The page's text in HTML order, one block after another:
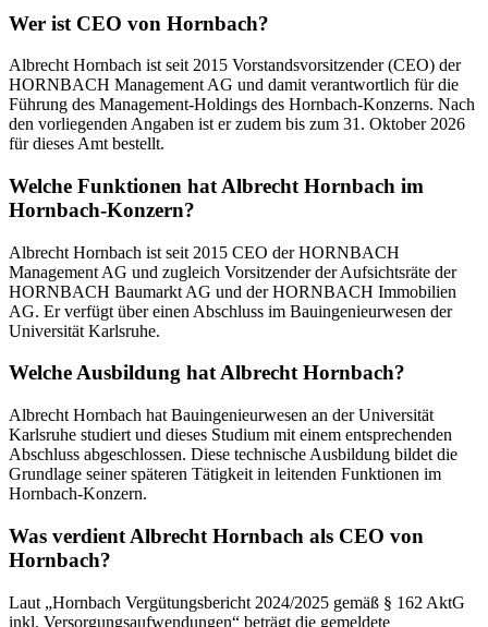
Wer ist CEO von Hornbach?
Albrecht Hornbach ist seit 2015 Vorstandsvorsitzender (CEO) der
HORNBACH Management AG und damit verantwortlich für die
Führung des Management-Holdings des Hornbach-Konzerns. Nach
den vorliegenden Angaben ist er zudem bis zum 31. Oktober 2026
für dieses Amt bestellt.
Welche Funktionen hat Albrecht Hornbach im
Hornbach-Konzern?
Albrecht Hornbach ist seit 2015 CEO der HORNBACH
Management AG und zugleich Vorsitzender der Aufsichtsräte der
HORNBACH Baumarkt AG und der HORNBACH Immobilien
AG. Er verfügt über einen Abschluss im Bauingenieurwesen der
Universität Karlsruhe.
Welche Ausbildung hat Albrecht Hornbach?
Albrecht Hornbach hat Bauingenieurwesen an der Universität
Karlsruhe studiert und dieses Studium mit einem entsprechenden
Abschluss abgeschlossen. Diese technische Ausbildung bildet die
Grundlage seiner späteren Tätigkeit in leitenden Funktionen im
Hornbach-Konzern.
Was verdient Albrecht Hornbach als CEO von
Hornbach?
Laut „Hornbach Vergütungsbericht 2024/2025 gemäß § 162 AktG
inkl. Versorgungsaufwendungen“ beträgt die gemeldete